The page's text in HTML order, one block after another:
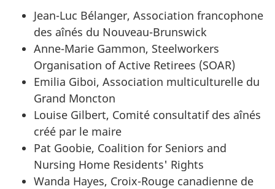
Jean-Luc Bélanger, Association francophone
des aînés du Nouveau-Brunswick
Anne-Marie Gammon, Steelworkers
Organisation of Active Retirees (SOAR)
Emilia Giboi, Association multiculturelle du
Grand Moncton
Louise Gilbert, Comité consultatif des aînés
créé par le maire
Pat Goobie, Coalition for Seniors and
Nursing Home Residents' Rights
Wanda Hayes, Croix-Rouge canadienne de